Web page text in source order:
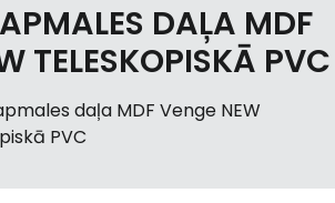
DAĻA MDF
TELESKOPISKĀ PVC
daļa MDF Venge NEW
PVC